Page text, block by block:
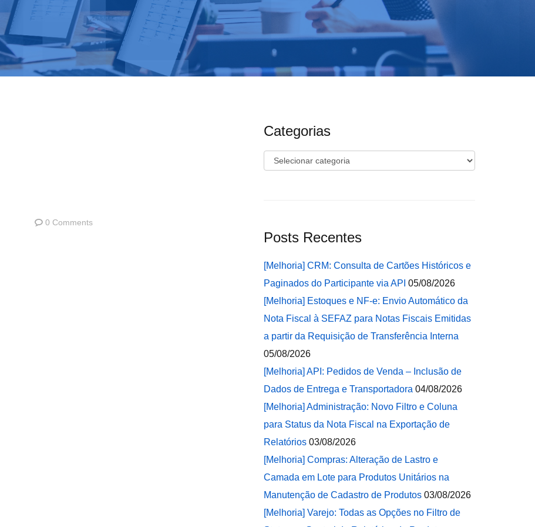
0 Comments
Categorias
Categorias
Posts Recentes
[Melhoria] CRM: Consulta de Cartões Históricos e
Paginados do Participante via API 05/08/2026
[Melhoria] Estoques e NF-e: Envio Automático da
Nota Fiscal à SEFAZ para Notas Fiscais Emitidas
a partir da Requisição de Transferência Interna
05/08/2026
[Melhoria] API: Pedidos de Venda – Inclusão de
Dados de Entrega e Transportadora 04/08/2026
[Melhoria] Administração: Novo Filtro e Coluna
para Status da Nota Fiscal na Exportação de
Relatórios 03/08/2026
[Melhoria] Compras: Alteração de Lastro e
Camada em Lote para Produtos Unitários na
Manutenção de Cadastro de Produtos 03/08/2026
[Melhoria] Varejo: Todas as Opções no Filtro de